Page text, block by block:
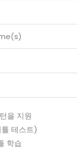
을 지원
테스트)
학습